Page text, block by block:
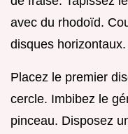
avec du rhodoïd.
disques horizontaux.
Placez le premier
cercle. Imbibez le
pinceau. Disposez